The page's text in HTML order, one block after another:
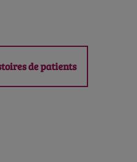
de patients